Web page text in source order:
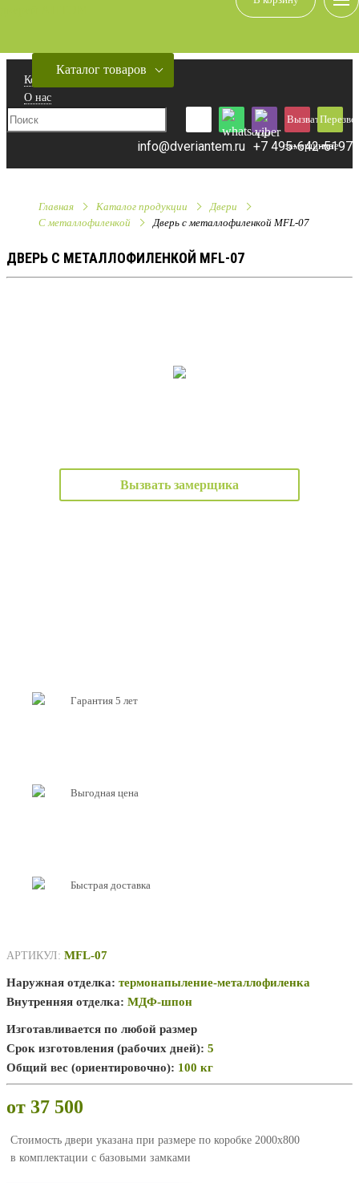
Контакты
О нас
Вызвать
замерщика
мне
+7 495-642-5197
info@dveriantem.ru
Каталог товаров
Главная Каталог продукции
Двери
C металлофиленкой
Дверь с металлофиленкой MFL-07
ДВЕРЬ С МЕТАЛЛОФИЛЕНКОЙ MFL-07
Вызвать замерщика
Гарантия 5 лет
Выгодная цена
Быстрая доставка
АРТИКУЛ: MFL-07
Наружная отделка: термонапыление-металлофиленка
Внутренняя отделка: МДФ-шпон
Изготавливается по любой размер
Срок изготовления (рабочих дней): 5
Общий вес (ориентировочно): 100 кг
от 37 500
Стоимость двери указана при размере по коробке 2000х800
в комплектации с базовыми замками